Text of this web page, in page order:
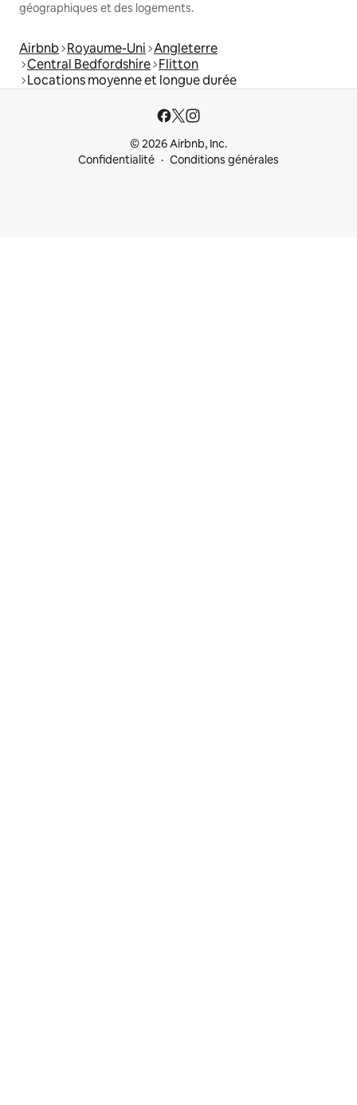
géographiques et des logements.
Airbnb Royaume-Uni Angleterre
Central Bedfordshire Flitton
Locations moyenne et longue durée
© 2026 Airbnb, Inc.
Confidentialité
Conditions générales